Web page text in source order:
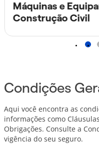
Máquinas e
Construção Civil
1
Condições
Aqui você encontra as
informações como
Obrigações. Consulte a
vigência do seu seguro.